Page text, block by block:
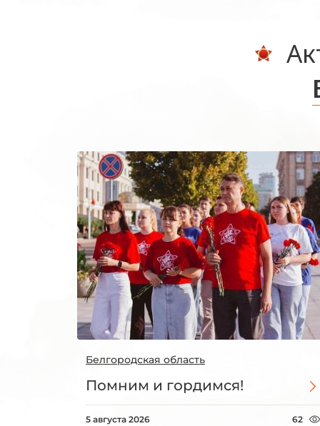
Белгородская область
Помним и гордимся!
5 августа 2026 62